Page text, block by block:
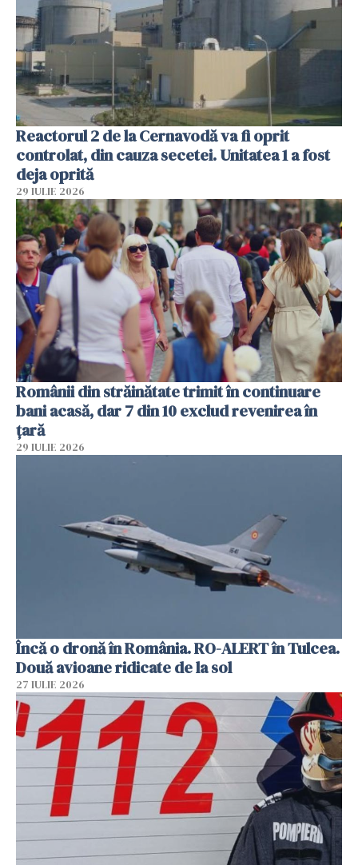
Reactorul 2 de la Cernavodă va fi oprit
controlat, din cauza secetei. Unitatea 1 a fost
deja oprită
29 IULIE 2026
Românii din străinătate trimit în continuare
bani acasă, dar 7 din 10 exclud revenirea în
țară
29 IULIE 2026
Încă o dronă în România. RO-ALERT în Tulcea.
Două avioane ridicate de la sol
27 IULIE 2026